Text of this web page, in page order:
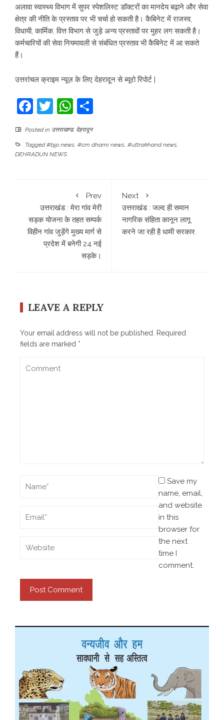
अलावा स्वास्थ्य विभाग में सुपर स्पेशलिस्ट डॉक्टरों का मानदेय बढ़ाने और सेवा
क्षेत्र की नीति के प्रस्ताव पर भी चर्चा हो सकती है। कैबिनेट में राजस्व,
विधायी, कार्मिक, वित्त विभाग से जुड़े अन्य प्रस्तावों पर मुहर लग सकती है।
कर्मचारियों की सेवा नियमावली से संबंधित प्रस्ताव भी कैबिनेट में आ सकते
हैं।
उत्तरांचल क्राइम न्यूज़ के लिए देहरादून से ब्यूरो रिपोर्ट |
Facebook
TwitterWhatsApp
Posted in उत्तराखण्ड, देहरादून
Tagged#bjp news, #cm dhami news, #uttrakhand news,
DEHRADUN NEWS
Prev
उत्तराखंड : मेरा गांव मेरी
सड़क योजना के तहत सम्पर्क
विहीन गांव जुड़ेंगे मुख्य मार्ग से
प्रदेश में बनेगी 24 नई
सड़के।
Next
उत्तराखंड : जल्द ही समान
नागरिक संहिता कानून लागू
करने जा रही है धामी सरकार
LEAVE A REPLY
Your email address will not be published.
Required
fields are marked *
Save my
name, email,
and website
in this
browser for
the next
time I
comment.